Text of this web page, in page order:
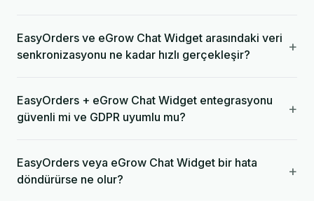
EasyOrders ve eGrow Chat Widget arasındaki veri
senkronizasyonu ne kadar hızlı gerçekleşir?
+
EasyOrders + eGrow Chat Widget entegrasyonu
güvenli mi ve GDPR uyumlu mu?
+
EasyOrders veya eGrow Chat Widget bir hata
döndürürse ne olur?
+